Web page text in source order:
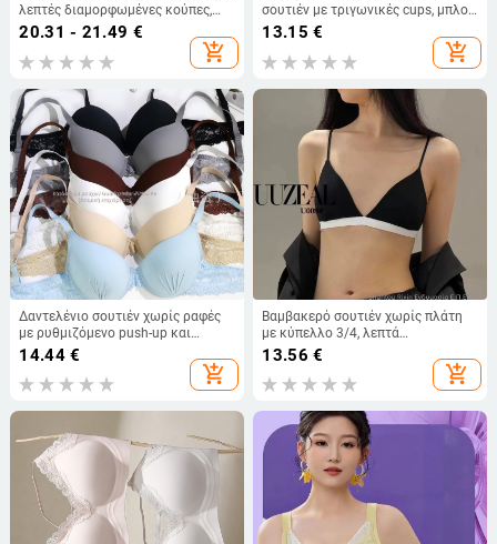
λεπτές διαμορφωμένες κούπες,
δαντελωτό κέντημα, νάιλον
20.31 - 21.49 €
add_shopping_cart
σουτιέν με τριγωνικές cups, μπλοκ
χρωμάτων, θηλυκό πίσω, λεπτό
13.15 €
add_shopping_cart
Δαντελένιο σουτιέν χωρίς ραφές
με ρυθμιζόμενο push-up και
μεταλλικό δαχτυλίδι, άνετη
στήριξη και διαμόρφωση του
κορμιού
14.44€
add_shopping_cart
Βαμβακερό σουτιέν χωρίς πλάτη
με κύπελλο 3/4, λεπτά
διαμορφωμένες чашες,
αποσπώμενες διπλές τιράντες,
διαπνοή και άνεση
13.56 €
add_shopping_cart